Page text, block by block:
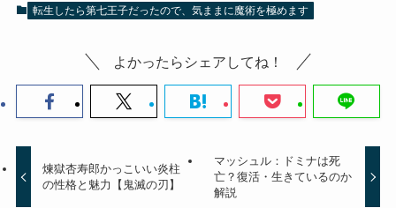
転生したら第七王子だったので、気ままに魔術を極めます
よかったらシェアしてね！
煉獄杏寿郎かっこいい炎柱
の性格と魅力【鬼滅の刃】
マッシュル：ドミナは死
亡？復活・生きているのか
解説